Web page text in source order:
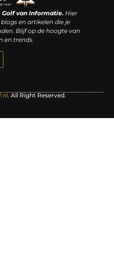
Golf van Informatie.Hier
en artikelen die je
Blijf op de hoogte van
en trends.
All Right Reserved.